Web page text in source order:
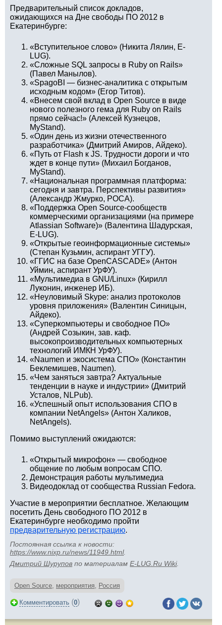
Предварительный список докладов,
ожидающихся на Дне свободы ПО 2012 в
Екатеринбурге:
«Вступительное слово» (Никита Лялин, E-
LUG).
«Сложные SQL запросы в Ruby on Rails»
(Павел Манылов).
«SpagoBI — бизнес-аналитика с открытым
исходным кодом» (Егор Титов).
«Внесем свой вклад в Open Source в виде
нового полезного гема для Ruby on Rails
прямо сейчас!» (Алексей Кузнецов,
MyStand).
«Один день из жизни отечественного
разработчика» (Дмитрий Амиров, Айдеко).
«Путь от Flash к JS. Трудности дороги и что
ждет в конце пути» (Михаил Богданов,
MyStand).
«Национальная программная платформа:
сегодня и завтра. Перспективы развития»
(Александр Жмурко, РОСА).
«Поддержка Open Source-сообществ
коммерческими организациями (на примере
Atlassian Software)» (Валентина Шадурская,
E-LUG).
«Открытые геоинформационные системы»
(Степан Кузьмин, аспирант УГГУ).
«ГГИС на базе OpenCASCADE» (Антон
Уймин, аспирант УрФУ).
«Мультимедиа в GNU/Linux» (Кирилл
Луконин, инженер ИБ).
«Неуловимый Skype: анализ протоколов
уровня приложения» (Валентин Синицын,
Айдеко).
«Суперкомпьютеры и свободное ПО»
(Андрей Созыкин, зав. каф.
высокопроизводительных компьютерных
технологий ИМКН УрФУ).
«Naumen и экосистема СПО» (Константин
Беклемишев, Naumen).
«Чем заняться завтра? Актуальные
тенденции в науке и индустрии» (Дмитрий
Усталов, NLPub).
«Успешный опыт использования СПО в
компании NetAngels» (Антон Халиков,
NetAngels).
Помимо выступлений ожидаются:
«Открытый микрофон» — свободное
общение по любым вопросам СПО.
Демонстрация работы мультимедиа
Видеодоклад от сообщества Russian Fedora.
Участие в мероприятии бесплатное. Желающим
посетить День свободного ПО 2012 в
Екатеринбурге необходимо пройти
предварительную регистрацию.
Постоянная ссылка к новости:
https://www.nixp.ru/news/11949.html.
Дмитрий Шурупов по материалам E-LUG.Ru Wiki.
Open Source, мероприятия, Россия
Комментировать (0)